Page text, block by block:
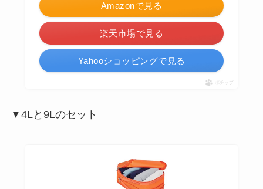
Amazonで見る
楽天市場で見る
Yahooショッピングで見る
ポチップ
▼4Lと9Lのセット